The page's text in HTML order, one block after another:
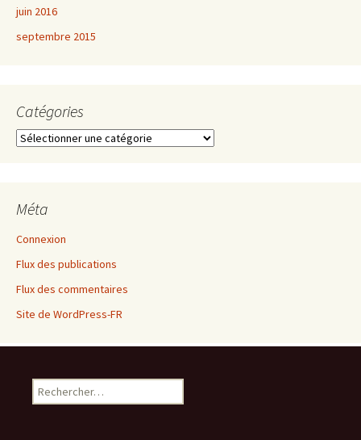
juin 2016
septembre 2015
Catégories
Catégories
Méta
Connexion
Flux des publications
Flux des commentaires
Site de WordPress-FR
Rechercher :